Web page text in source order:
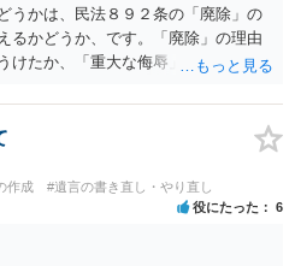
うかは、民法８９２条の「廃除」の
るかどうか、です。「廃除」の理由
けたか、「重大な侮辱」を受けた
法８９３条）。 弁護士に具体的な事
可能か、実際に法律相談を受けるこ
作成 #遺言の書き直し・やり直し
役にたった 6